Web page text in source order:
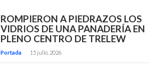
ROMPIERON A PIEDRAZOS LOS
VIDRIOS DE UNA PANADERÍA EN
PLENO CENTRO DE TRELEW
Portada 15 julio, 2026